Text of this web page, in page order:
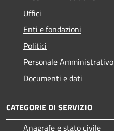
Uffici
Enti e fondazioni
Politici
Personale Amministrativo
Documenti e dati
CATEGORIE DI SERVIZIO
Anagrafe e stato civile